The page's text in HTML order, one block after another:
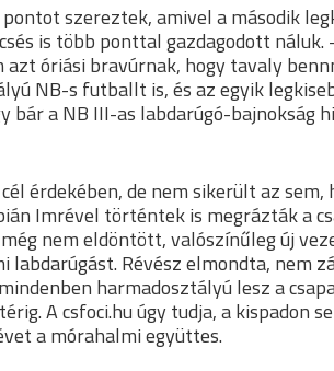
szereztek, amivel a második
is több ponttal gazdagodott náluk.
óriási bravúrnak, hogy tavaly
NB-s futballt is, és az egyik
a NB III-as labdarúgó-bajnokság
érdekében, de nem sikerült az
Imrével történtek is megrázták a
nem eldöntött, valószínűleg új
Révész elmondta, nem
harmadosztályú lesz a
A csfoci.hu úgy tudja, a kispadon
a mórahalmi együttes.